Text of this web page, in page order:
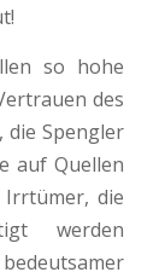
so hohe
des
die Spengler
auf Quellen
die
werden